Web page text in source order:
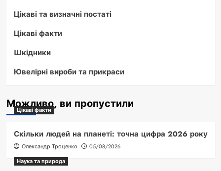
Цікаві та визначні постаті
Цікаві факти
Шкідники
Ювелірні вироби та прикраси
Можливо, ви пропустили
Цікаві факти
Скільки людей на планеті: точна цифра 2026 року
Олександр Троценко
05/08/2026
Наука та природа